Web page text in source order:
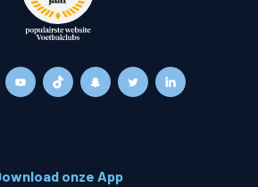
onze App